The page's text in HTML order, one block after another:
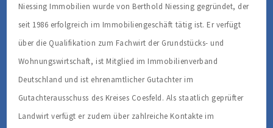
Niessing Immobilien wurde von Berthold Niessing gegründet, der
seit 1986 erfolgreich im Immobiliengeschäft tätig ist. Er verfügt
über die Qualifikation zum Fachwirt der Grundstücks- und
Wohnungswirtschaft, ist Mitglied im Immobilienverband
Deutschland und ist ehrenamtlicher Gutachter im
Gutachterausschuss des Kreises Coesfeld. Als staatlich geprüfter
Landwirt verfügt er zudem über zahlreiche Kontakte im